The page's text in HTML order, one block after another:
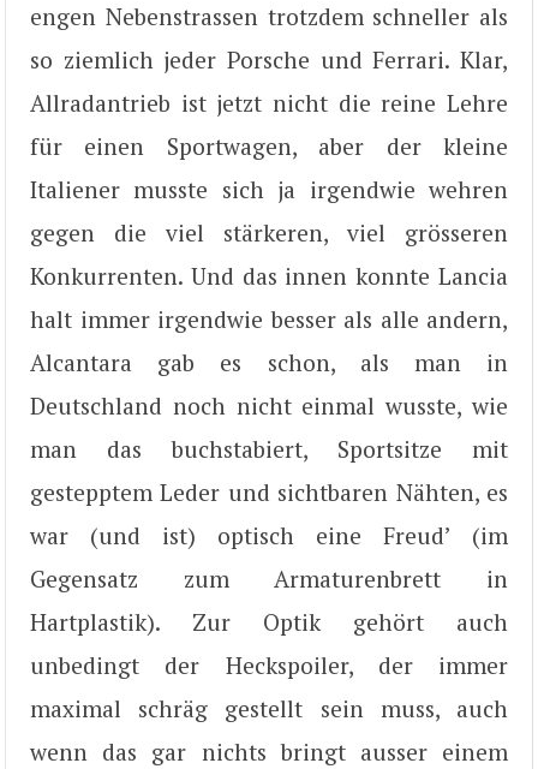
engen Nebenstrassen trotzdem schneller als
so ziemlich jeder Porsche und Ferrari. Klar,
Allradantrieb ist jetzt nicht die reine Lehre
für einen Sportwagen, aber der kleine
Italiener musste sich ja irgendwie wehren
gegen die viel stärkeren, viel grösseren
Konkurrenten. Und das innen konnte Lancia
halt immer irgendwie besser als alle andern,
Alcantara gab es schon, als man in
Deutschland noch nicht einmal wusste, wie
man das buchstabiert, Sportsitze mit
gestepptem Leder und sichtbaren Nähten, es
war (und ist) optisch eine Freud’ (im
Gegensatz zum Armaturenbrett in
Hartplastik). Zur Optik gehört auch
unbedingt der Heckspoiler, der immer
maximal schräg gestellt sein muss, auch
wenn das gar nichts bringt ausser einem